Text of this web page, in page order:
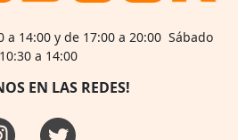
a 14:00 y de 17:00 a 20:00 Sábado
10:30 a 14:00
EN LAS REDES!